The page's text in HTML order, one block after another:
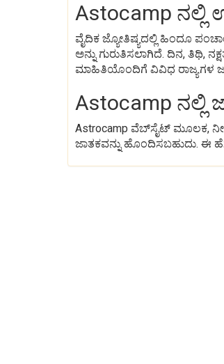
Astocamp
ವೈದಿಕ ಜ್ಯೋತಿಷ್ಯದಲ್ಲಿ ಹಿಂದೂ
ಅನ್ನು ಗುರುತಿಸಲಾಗಿದೆ. ದಿನ,
ಮಾಹಿತಿಯೊಂದಿಗೆ ವಿವಿಧ ರಾಜ್ಯಗಳ
Astocamp ನಲ್ಲಿ
Astrocamp ವೆಬ್‌ಸೈಟ್‌ ಮೂಲಕ,
ಜಾತಕವನ್ನು ಹೊಂದಿಸಬಹುದು. ಈ